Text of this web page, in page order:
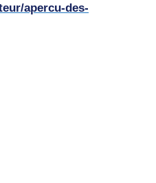
apercu-des-